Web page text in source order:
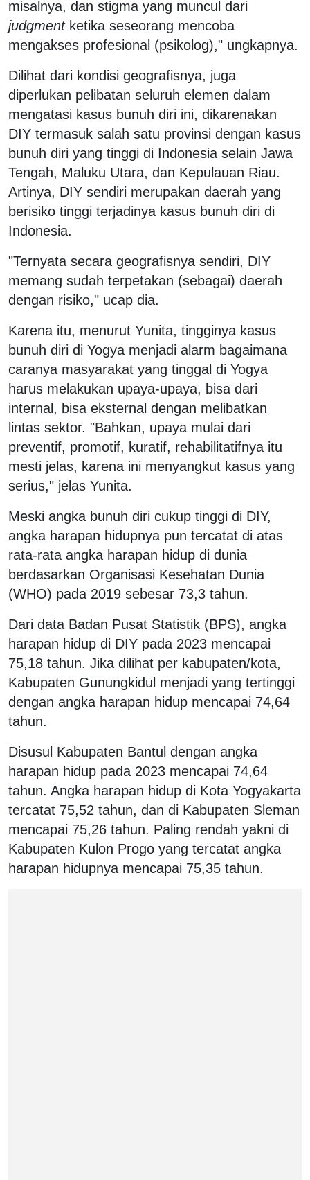
misalnya, dan stigma yang muncul dari
judgmentketika seseorang mencoba
mengakses profesional (psikolog)," ungkapnya.
Dilihat dari kondisi geografisnya, juga
diperlukan pelibatan seluruh elemen dalam
mengatasi kasus bunuh diri ini, dikarenakan
DIY termasuk salah satu provinsi dengan kasus
bunuh diri yang tinggi di Indonesia selain Jawa
Tengah, Maluku Utara, dan Kepulauan Riau.
Artinya, DIY sendiri merupakan daerah yang
berisiko tinggi terjadinya kasus bunuh diri di
Indonesia.
"Ternyata secara geografisnya sendiri, DIY
memang sudah terpetakan (sebagai) daerah
dengan risiko," ucap dia.
Karena itu, menurut Yunita, tingginya kasus
bunuh diri di Yogya menjadi alarm bagaimana
caranya masyarakat yang tinggal di Yogya
harus melakukan upaya-upaya, bisa dari
internal, bisa eksternal dengan melibatkan
lintas sektor. "Bahkan, upaya mulai dari
preventif, promotif, kuratif, rehabilitatifnya itu
mesti jelas, karena ini menyangkut kasus yang
serius," jelas Yunita.
Meski angka bunuh diri cukup tinggi di DIY,
angka harapan hidupnya pun tercatat di atas
rata-rata angka harapan hidup di dunia
berdasarkan Organisasi Kesehatan Dunia
(WHO) pada 2019 sebesar 73,3 tahun.
Dari data Badan Pusat Statistik (BPS), angka
harapan hidup di DIY pada 2023 mencapai
75,18 tahun. Jika dilihat per kabupaten/kota,
Kabupaten Gunungkidul menjadi yang tertinggi
dengan angka harapan hidup mencapai 74,64
tahun.
Disusul Kabupaten Bantul dengan angka
harapan hidup pada 2023 mencapai 74,64
tahun. Angka harapan hidup di Kota Yogyakarta
tercatat 75,52 tahun, dan di Kabupaten Sleman
mencapai 75,26 tahun. Paling rendah yakni di
Kabupaten Kulon Progo yang tercatat angka
harapan hidupnya mencapai 75,35 tahun.